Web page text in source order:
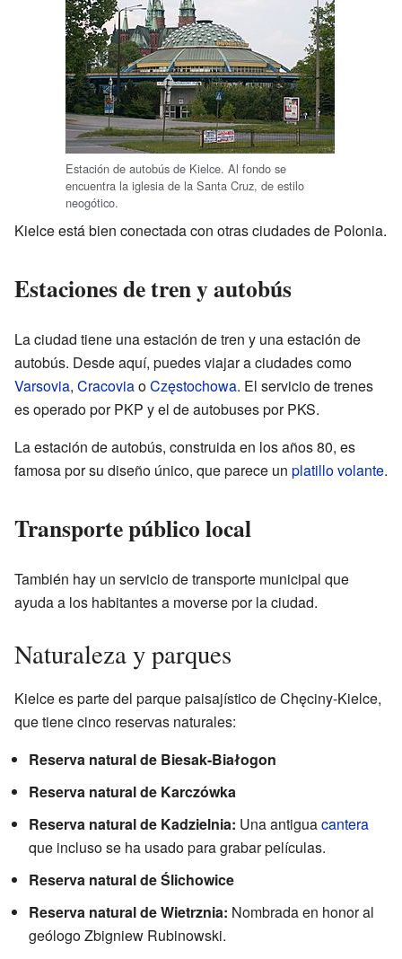
Estación de autobús de Kielce. Al fondo se
encuentra la iglesia de la Santa Cruz, de estilo
neogótico.
Kielce está bien conectada con otras ciudades de Polonia.
Estaciones de tren y autobús
La ciudad tiene una estación de tren y una estación de
autobús. Desde aquí, puedes viajar a ciudades como
Varsovia, CracoviaoCzęstochowa. El servicio de trenes
es operado por PKP y el de autobuses por PKS.
La estación de autobús, construida en los años 80, es
famosa por su diseño único, que parece un platillo volante.
Transporte público local
También hay un servicio de transporte municipal que
ayuda a los habitantes a moverse por la ciudad.
Naturaleza y parques
Kielce es parte del parque paisajístico de Chęciny-Kielce,
que tiene cinco reservas naturales:
Reserva natural de Biesak-Białogon
Reserva natural de Karczówka
Reserva natural de Kadzielnia: Una antiguacantera
que incluso se ha usado para grabar películas.
Reserva natural de Ślichowice
Reserva natural de Wietrznia: Nombrada en honor al
geólogo Zbigniew Rubinowski.